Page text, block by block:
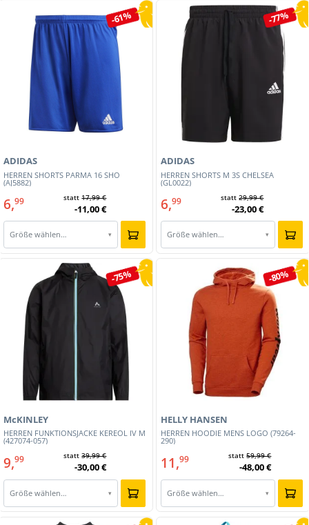
-61%
HERREN SHORTS PARMA 16 SHO
(AJ5882)
ADIDAS
6,99 statt17,99 €
-11,00 €
Größe wählen… ▾
-77%
HERREN SHORTS M 3S CHELSEA
(GL0022)
ADIDAS
6,99 statt29,99 €
-23,00 €
Größe wählen… ▾
-75%
HERREN FUNKTIONSJACKE KEREOL IV M
(427074-057)
McKINLEY
9,99 statt39,99 €
-30,00 €
Größe wählen… ▾
-80%
HERREN HOODIE MENS LOGO (79264-
290)
HELLY HANSEN
11,99 statt59,99 €
-48,00 €
Größe wählen… ▾